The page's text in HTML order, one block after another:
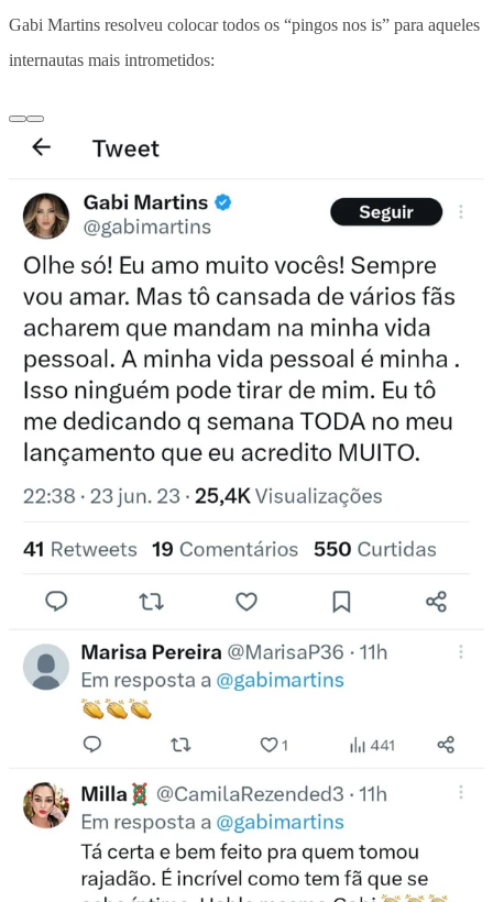
Gabi Martins resolveu colocar todos os “pingos nos is” para aqueles
internautas mais intrometidos: